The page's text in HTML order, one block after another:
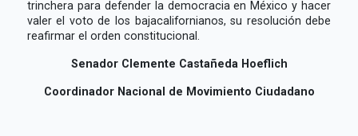
trinchera para defender la democracia en México y hacer
valer el voto de los bajacalifornianos, su resolución debe
reafirmar el orden constitucional.
Senador Clemente Castañeda Hoeflich
Coordinador Nacional de Movimiento Ciudadano